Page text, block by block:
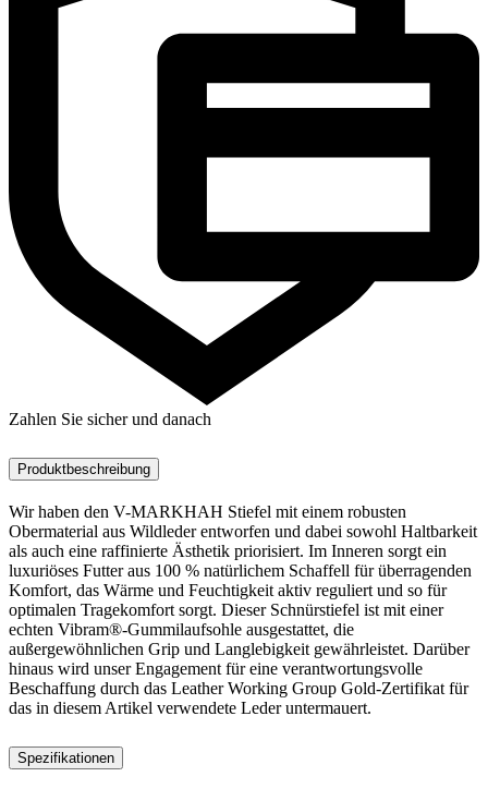
Zahlen Sie sicher und danach
Produktbeschreibung
Wir haben den V-MARKHAH Stiefel mit einem robusten
Obermaterial aus Wildleder entworfen und dabei sowohl Haltbarkeit
als auch eine raffinierte Ästhetik priorisiert. Im Inneren sorgt ein
luxuriöses Futter aus 100 % natürlichem Schaffell für überragenden
Komfort, das Wärme und Feuchtigkeit aktiv reguliert und so für
optimalen Tragekomfort sorgt. Dieser Schnürstiefel ist mit einer
echten Vibram®-Gummilaufsohle ausgestattet, die
außergewöhnlichen Grip und Langlebigkeit gewährleistet. Darüber
hinaus wird unser Engagement für eine verantwortungsvolle
Beschaffung durch das Leather Working Group Gold-Zertifikat für
das in diesem Artikel verwendete Leder untermauert.
Spezifikationen